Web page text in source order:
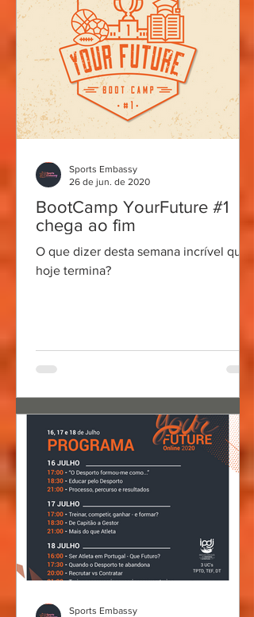
BootCamp YourFuture #1
chega ao fim
O que dizer desta semana incrível que
hoje termina?
Sports Embassy
26 de jun. de 2020
Sports Embassy